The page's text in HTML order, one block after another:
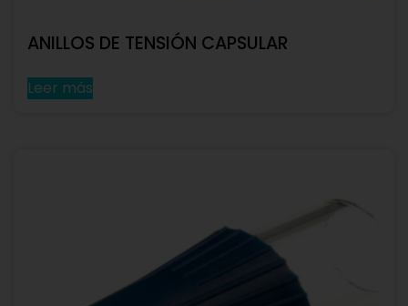
ANILLOS DE TENSIÓN CAPSULAR
Leer más